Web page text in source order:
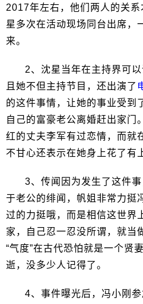
2017年左右，他们两人的关
星多次在活动现场同台出席，
来。
2、沈星当年在主持界可
且她不但主持节目，还出演了
的这件事情，让她的事业受到
自己的富豪老公离婚赶出家门
红的丈夫李军有过恋情，而就
不甘心还表示在她身上花了有
3、传闻因为发生了这件
于老公的绯闻，帆姐非常力挺
过的力挺哦，而是相信这世界
家，自己忍一忍没所谓，就当
“气度”在古代恐怕就是一个贤
逝，没多少人记得了。
4、事件曝光后，冯小刚